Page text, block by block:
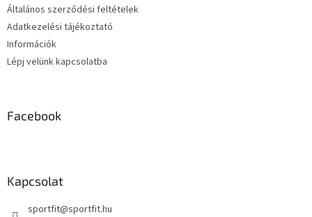
Általános szerződési feltételek
Adatkezelési tájékoztató
Információk
Lépj velünk kapcsolatba
Facebook
Kapcsolat
sportfit@sportfit.hu